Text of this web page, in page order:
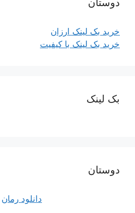
خرید بک لینک ارزان
خرید بک لینک با کیفیت
بک لینک
دوستان
دانلود رمان